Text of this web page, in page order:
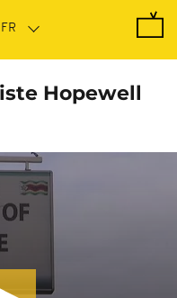
Hopewell